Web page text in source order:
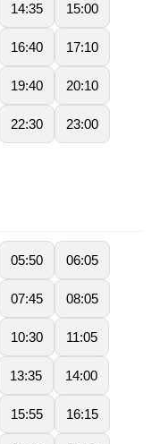
14:35 15:00
16:40 17:10
19:40 20:10
22:30 23:00
05:50 06:05
07:45 08:05
10:30 11:05
13:35 14:00
15:55 16:15